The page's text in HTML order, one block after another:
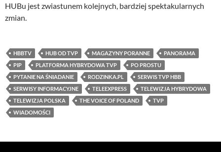
HUBu jest zwiastunem kolejnych, bardziej spektakularnych
zmian.
HBBTV HUB OD TVP MAGAZYNY PORANNE
PANORAMA
PIP
PLATFORMA HYBRYDOWA TVP
PO PROSTU
PYTANIE NA ŚNIADANIE
RODZINKA.PL
SERWIS TVP HBB
SERWISY INFORMACYJNE
TELEEXPRESS
TELEWIZJA HYBRYDOWA
TELEWIZJA POLSKA
THE VOICE OF POLAND
TVP
WIADOMOŚCI